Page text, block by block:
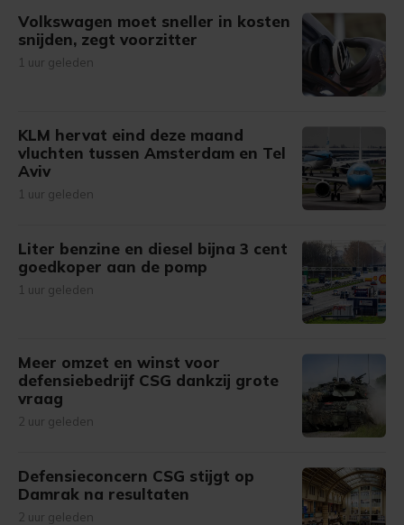
Volkswagen moet sneller in kosten
snijden, zegt voorzitter
1 uur geleden
KLM hervat eind deze maand
vluchten tussen Amsterdam en Tel
Aviv
1 uur geleden
Liter benzine en diesel bijna 3 cent
goedkoper aan de pomp
1 uur geleden
Meer omzet en winst voor
defensiebedrijf CSG dankzij grote
vraag
2 uur geleden
Defensieconcern CSG stijgt op
Damrak na resultaten
2 uur geleden